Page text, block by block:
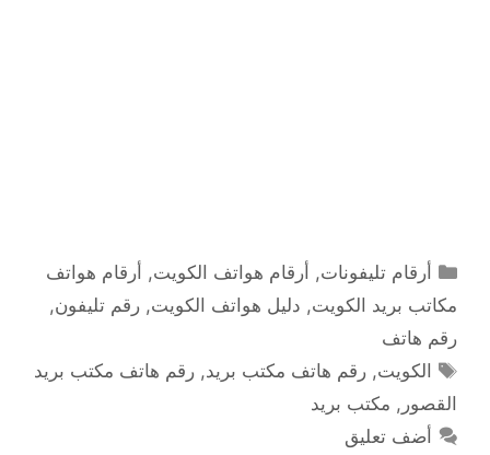
التصنيفات
أرقام تليفونات, أرقام هواتف الكويت, أرقام هواتف
مكاتب بريد الكويت, دليل هواتف الكويت, رقم تليفون,
رقم هاتف
الوسوم
الكويت,رقم هاتف مكتب بريد,رقم هاتف مكتب بريد
القصور , مكتب بريد
أضف تعليق